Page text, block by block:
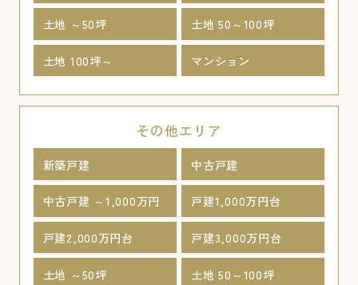
土地 ～50坪 土地 50～100坪
土地 100坪～ マンション
その他エリア
新築戸建 中古戸建
中古戸建 ～1,000万円 戸建1,000万円台
戸建2,000万円台 戸建3,000万円台
土地 ～50坪 土地 50～100坪